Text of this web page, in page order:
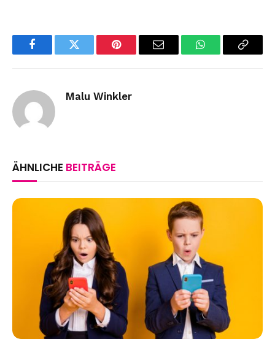
FacebookTwitter Pinterest Email WhatsAppCopy
Malu Winkler
ÄHNLICHE BEITRÄGE